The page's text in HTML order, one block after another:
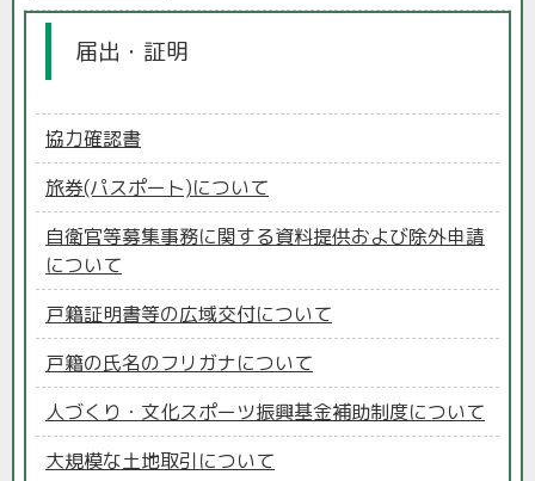
届出・証明
協力確認書
旅券(パスポート)について
自衛官等募集事務に関する資料提供および除外申請
について
戸籍証明書等の広域交付について
戸籍の氏名のフリガナについて
人づくり・文化スポーツ振興基金補助制度について
大規模な土地取引について